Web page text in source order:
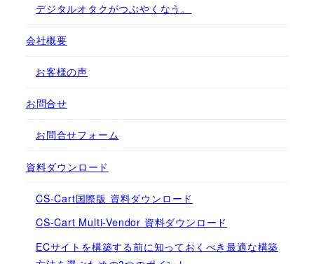
デジタルオタクがつぶやくなう。
会社概要
お客様の声
お問合せ
お問合せフォーム
資料ダウンロード
CS-Cart国際版 資料ダウンロード
CS-Cart Multi-Vendor 資料ダウンロード
ECサイトを構築する前に知っておくべき最適な構築